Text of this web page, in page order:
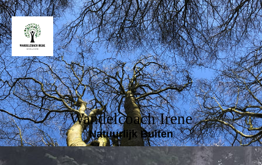
Wandelcoach Irene
Natuurlijk Buiten